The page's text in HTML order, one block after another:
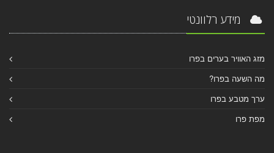
מידע רלוונטי
מזג האוויר בערים בפרו
מה השעה בפרו?
ערך מטבע בפרו
מפת פרו